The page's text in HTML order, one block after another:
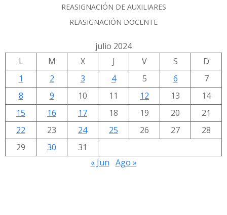
REASIGNACIÓN DE AUXILIARES
REASIGNACIÓN DOCENTE
julio 2024
L
M X J V S
D
1
2 3 4 5 6
7
8
9 10 11 12 13
14
15
16 17 18 19 20
21
22
23 24 25 26 27
28
29
30
31
« Jun Ago »